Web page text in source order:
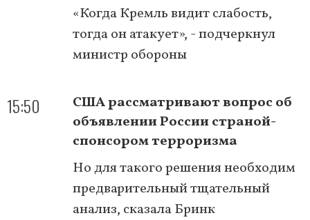
«Когда Кремль видит слабость,
тогда он атакует», - подчеркнул
министр обороны
15:50
США рассматривают вопрос об
объявлении России страной-
спонсором терроризма
Но для такого решения необходим
предварительный тщательный
анализ, сказала Бринк